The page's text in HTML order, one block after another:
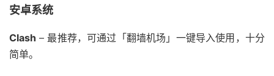
安卓系统
Clash – 最推荐，可通过「翻墙机场」一键导入使用，十分
简单。